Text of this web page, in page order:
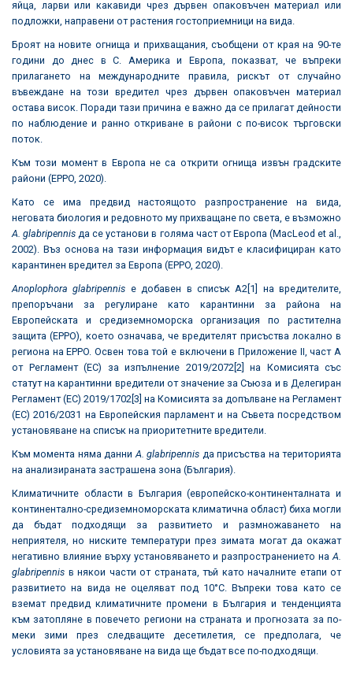
яйца, ларви или какавиди чрез дървен опаковъчен материал или
подложки, направени от растения гостоприемници на вида.
Броят на новите огнища и прихващания, съобщени от края на 90-те
години до днес в С. Америка и Европа, показват, че въпреки
прилагането на международните правила, рискът от случайно
въвеждане на този вредител чрез дървен опаковъчен материал
остава висок. Поради тази причина е важно да се прилагат дейности
по наблюдение и ранно откриване в райони с по-висок търговски
поток.
Към този момент в Европа не са открити огнища извън градските
райони (EPPO, 2020).
Като се има предвид настоящото разпространение на вида,
неговата биология и редовното му прихващане по света, е възможно
A. glabripennis да се установи в голяма част от Европа (MacLeod et al.,
2002). Въз основа на тази информация видът е класифициран като
карантинен вредител за Европа (EPPO, 2020).
Anoplophora glabripennis е добавен в списък A2 [1] на вредителите,
препоръчани за регулиране като карантинни за района на
Европейската и средиземноморска организация по растителна
защита (EPPO), което означава, че вредителят присъства локално в
региона на EPPO. Освен това той е включени в Приложение II, част А
от Регламент (ЕС) за изпълнение 2019/2072 [2] на Комисията със
статут на карантинни вредители от значение за Съюза и в Делегиран
Регламент (ЕС) 2019/1702 [3] на Комисията за допълване на Регламент
(ЕС) 2016/2031 на Европейския парламент и на Съвета посредством
установяване на списък на приоритетните вредители.
Към момента няма данни A. glabripennis да присъства на територията
на анализираната застрашена зона (България).
Климатичните области в България (европейско-континенталната и
континентално-средиземноморската климатична област) биха могли
да бъдат подходящи за развитието и размножаването на
неприятеля, но ниските температури през зимата могат да окажат
негативно влияние върху установяването и разпространението на A.
glabripennis в някои части от страната, тъй като началните етапи от
развитието на вида не оцеляват под 10°C. Въпреки това като се
вземат предвид климатичните промени в България и тенденцията
към затопляне в повечето региони на страната и прогнозата за по-
меки зими през следващите десетилетия, се предполага, че
условията за установяване на вида ще бъдат все по-подходящи.